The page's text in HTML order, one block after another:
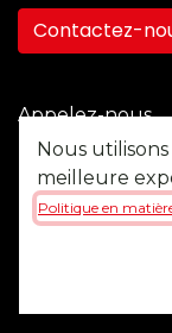
Contactez-
Appelez-nous
+41 21 355
Envoyez-nous
Nous
meilleure
Politique en